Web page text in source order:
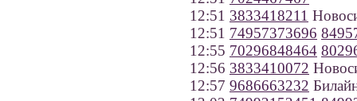
12:51 3833418211
12:51 74957373696
12:55 70296848464
12:56 3833410072
12:57 9686663232